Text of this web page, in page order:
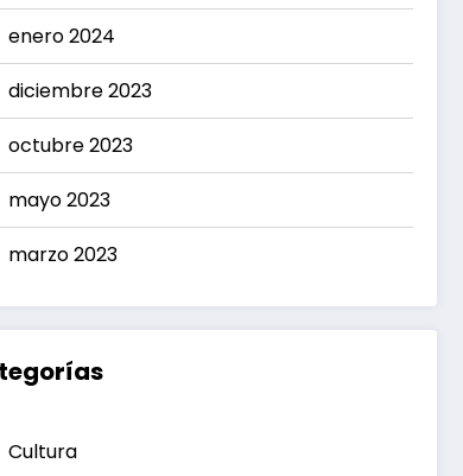
enero 2024
diciembre 2023
octubre 2023
mayo 2023
marzo 2023
Cultura